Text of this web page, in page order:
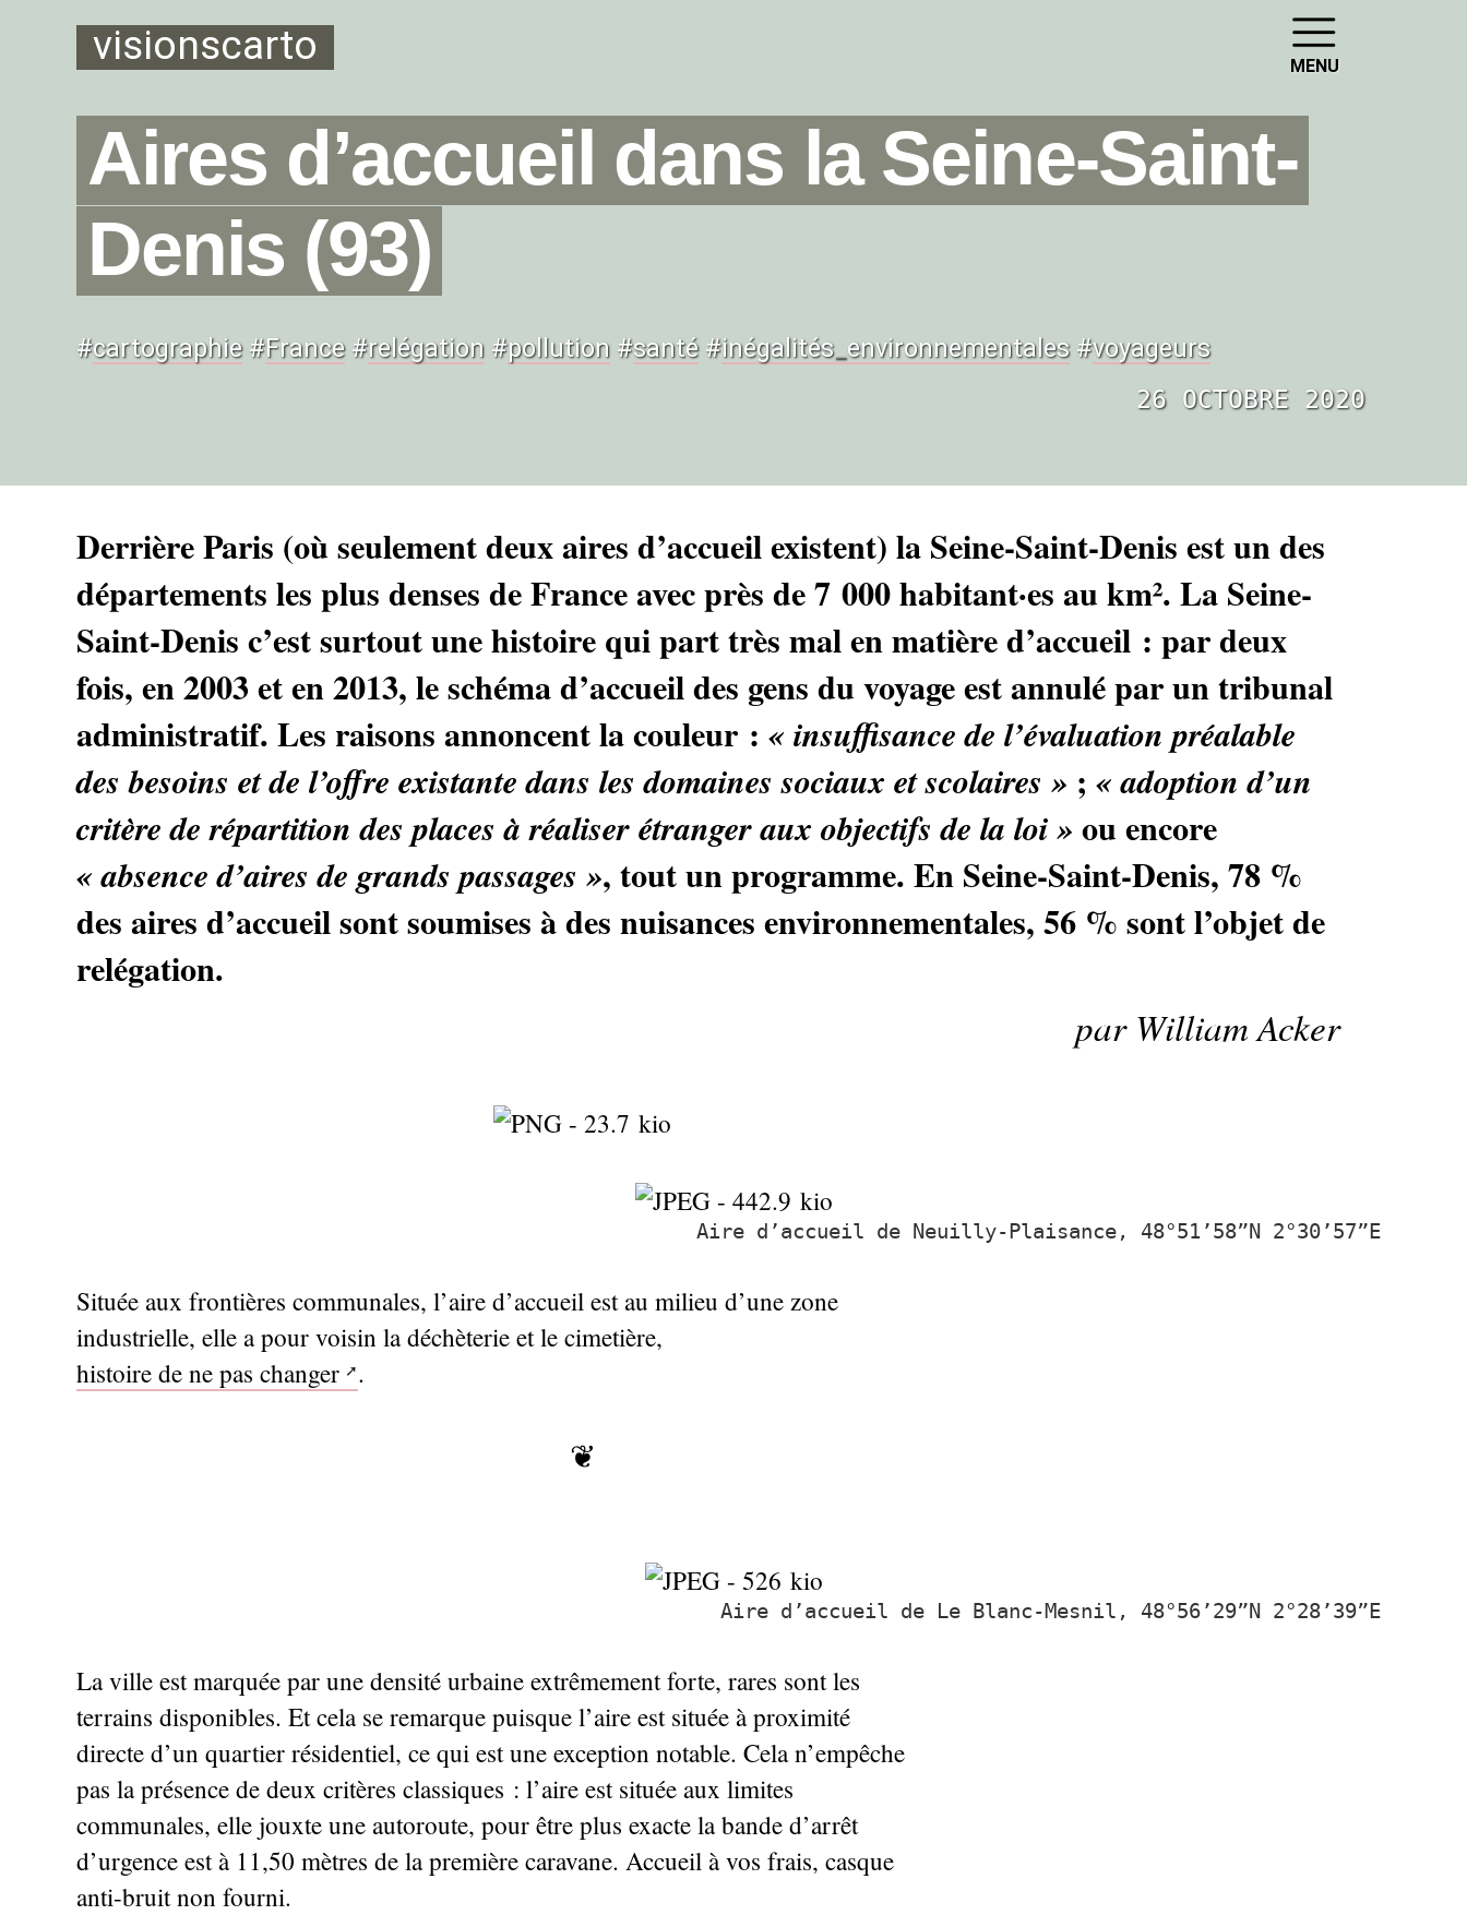
visionscarto MENU
Aires d’accueil dans la Seine-Saint-
Denis (93)
#cartographie #France #relégation #pollution #santé #inégalités_ environnementales #voyageurs
26 OCTOBRE 2020
Derrière Paris (où seulement deux aires d’accueil existent) la Seine-Saint-Denis est un des
départements les plus denses de France avec près de 7 000 habitant·es au km². La Seine-
Saint-Denis c’est surtout une histoire qui part très mal en matière d’accueil : par deux
fois, en 2003 et en 2013, le schéma d’accueil des gens du voyage est annulé par un tribunal
administratif. Les raisons annoncent la couleur : « insuffisance de l’évaluation préalable
des besoins et de l’offre existante dans les domaines sociaux et scolaires » ; « adoption d’un
critère de répartition des places à réaliser étranger aux objectifs de la loi» ou encore
« absence d’aires de grands passages », tout un programme. En Seine-Saint-Denis, 78 %
des aires d’accueil sont soumises à des nuisances environnementales, 56 % sont l’objet de
relégation.
par William Acker
Aire d’accueil de Neuilly-Plaisance, 48°51’58”N 2°30’57”E
Située aux frontières communales, l’aire d’accueil est au milieu d’une zone
industrielle, elle a pour voisin la déchèterie et le cimetière,
histoire de ne pas changer .
❦
Aire d’accueil de Le Blanc-Mesnil, 48°56’29”N 2°28’39”E
La ville est marquée par une densité urbaine extrêmement forte, rares sont les
terrains disponibles. Et cela se remarque puisque l’aire est située à proximité
directe d’un quartier résidentiel, ce qui est une exception notable. Cela n’empêche
pas la présence de deux critères classiques : l’aire est située aux limites
communales, elle jouxte une autoroute, pour être plus exacte la bande d’arrêt
d’urgence est à 11,50 mètres de la première caravane. Accueil à vos frais, casque
anti-bruit non fourni.